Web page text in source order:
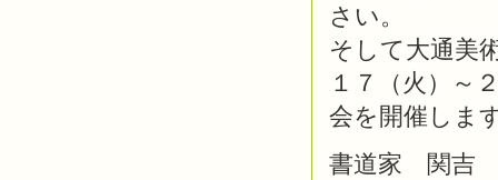
さい。
そして大通美
１７（火）～
会を開催しま
書道家 関吉